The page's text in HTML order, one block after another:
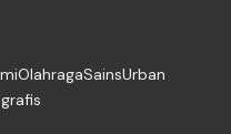
OlahragaSainsUrban